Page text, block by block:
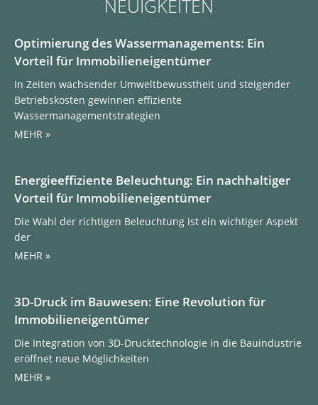
NEUIGKEITEN
Optimierung des Wassermanagements: Ein
Vorteil für Immobilieneigentümer
In Zeiten wachsender Umweltbewusstheit und steigender
Betriebskosten gewinnen effiziente
Wassermanagementstrategien
MEHR »
Energieeffiziente Beleuchtung: Ein nachhaltiger
Vorteil für Immobilieneigentümer
Die Wahl der richtigen Beleuchtung ist ein wichtiger Aspekt
der
MEHR »
3D-Druck im Bauwesen: Eine Revolution für
Immobilieneigentümer
Die Integration von 3D-Drucktechnologie in die Bauindustrie
eröffnet neue Möglichkeiten
MEHR »